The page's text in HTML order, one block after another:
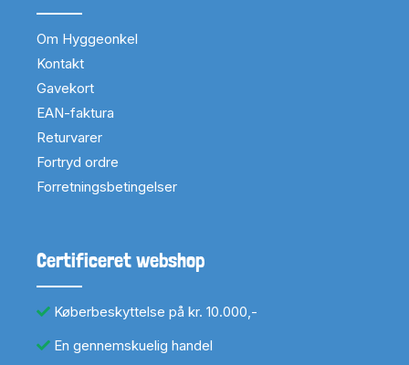
Om Hyggeonkel
Kontakt
Gavekort
EAN-faktura
Returvarer
Fortryd ordre
Forretningsbetingelser
Certificeret webshop
Køberbeskyttelse på kr. 10.000,-
En gennemskuelig handel